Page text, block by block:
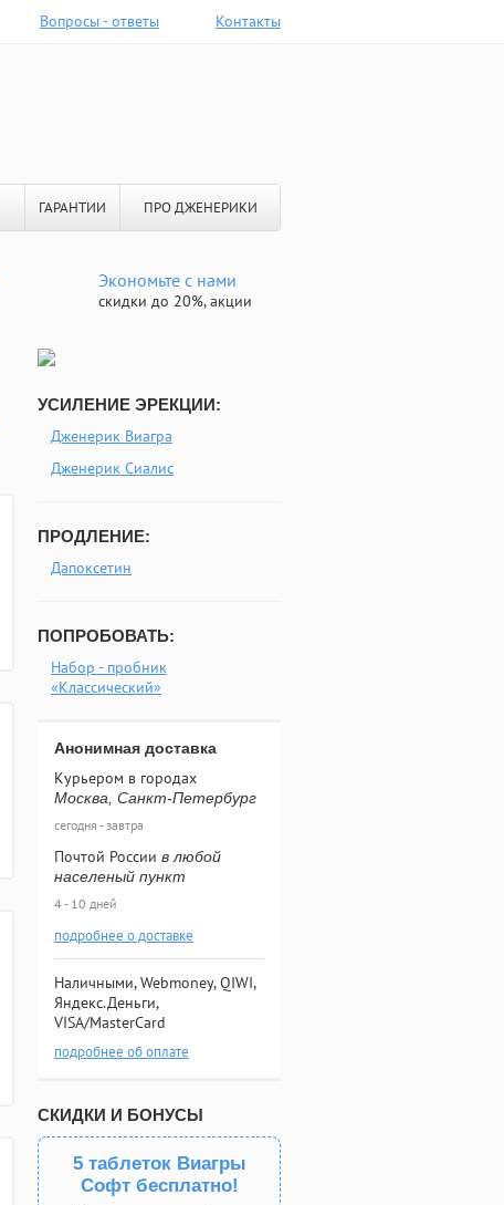
Вопросы - ответы Контакты
ГАРАНТИИ ПРО ДЖЕНЕРИКИ
Экономьте с нами
скидки до 20%, акции
УСИЛЕНИЕ ЭРЕКЦИИ:
Дженерик Виагра
Дженерик Сиалис
ПРОДЛЕНИЕ:
Дапоксетин
ПОПРОБОВАТЬ:
Набор - пробник
«Классический»
Анонимная доставка
Курьером в городах
Москва, Санкт-Петербург
сегодня - завтра
Почтой России в любой
населеный пункт
4 - 10 дней
подробнее о доставке
Наличными, Webmoney, QIWI,
Яндекс.Деньги,
VISA/MasterCard
подробнее об оплате
СКИДКИ И БОНУСЫ
5 таблеток Виагры
Софт бесплатно!